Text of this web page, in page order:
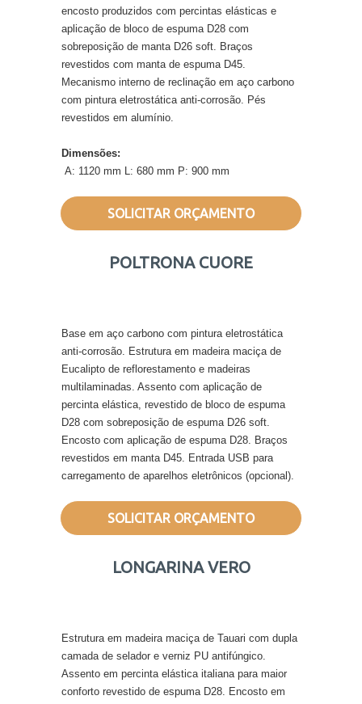
encosto produzidos com percintas elásticas e
aplicação de bloco de espuma D28 com
sobreposição de manta D26 soft. Braços
revestidos com manta de espuma D45.
Mecanismo interno de reclinação em aço carbono
com pintura eletrostática anti-corrosão. Pés
revestidos em alumínio.
Dimensões:
A: 1120 mm L: 680 mm P: 900 mm
SOLICITAR ORÇAMENTO
POLTRONA CUORE
Base em aço carbono com pintura eletrostática
anti-corrosão. Estrutura em madeira maciça de
Eucalipto de reflorestamento e madeiras
multilaminadas. Assento com aplicação de
percinta elástica, revestido de bloco de espuma
D28 com sobreposição de espuma D26 soft.
Encosto com aplicação de espuma D28. Braços
revestidos em manta D45. Entrada USB para
carregamento de aparelhos eletrônicos (opcional).
SOLICITAR ORÇAMENTO
LONGARINA VERO
Estrutura em madeira maciça de Tauari com dupla
camada de selador e verniz PU antifúngico.
Assento em percinta elástica italiana para maior
conforto revestido de espuma D28. Encosto em